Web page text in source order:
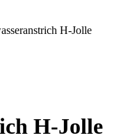
H-Jolle
H-Jolle